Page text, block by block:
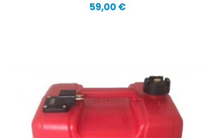
Precio
59,00 €